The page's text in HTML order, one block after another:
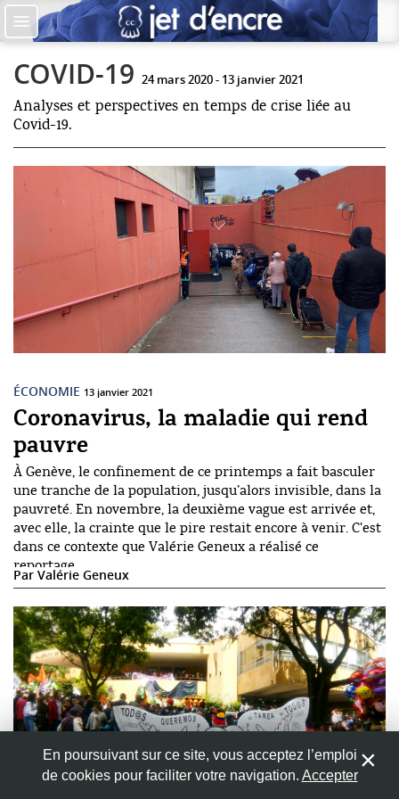
Accueil
Les auteurs
+Catégories
Qui sommes-nous ?
Contribuer
♥ Faire un don
Contact
COVID-19 24 mars 2020 - 13 janvier 2021
Analyses et perspectives en temps de crise liée au
Covid-19.
ÉCONOMIE 13 janvier 2021
Coronavirus, la maladie qui rend
pauvre
À Genève, le confinement de ce printemps a fait basculer
une tranche de la population, jusqu’alors invisible, dans la
pauvreté. En novembre, la deuxième vague est arrivée et,
avec elle, la crainte que le pire restait encore à venir. C'est
dans ce contexte que Valérie Geneux a réalisé ce
reportage.
Par Valérie Geneux
En poursuivant sur ce site, vous acceptez l’emploi
de cookies pour faciliter votre navigation. Accepter